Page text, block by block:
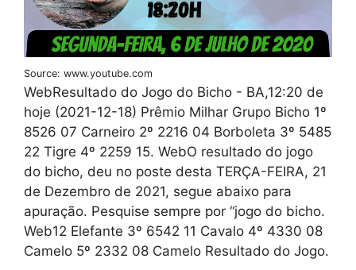
Source: www.youtube.com
WebResultado do Jogo do Bicho - BA,12:20 de
hoje (2021-12-18) Prêmio Milhar Grupo Bicho 1º
8526 07 Carneiro 2º 2216 04 Borboleta 3º 5485
22 Tigre 4º 2259 15. WebO resultado do jogo
do bicho, deu no poste desta TERÇA-FEIRA, 21
de Dezembro de 2021, segue abaixo para
apuração. Pesquise sempre por “jogo do bicho.
Web12 Elefante 3º 6542 11 Cavalo 4º 4330 08
Camelo 5º 2332 08 Camelo Resultado do Jogo.